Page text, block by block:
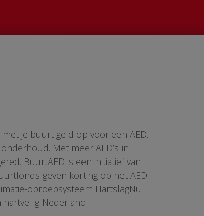
je buurt geld op voor een AED.
Met meer AED’s in
BuurtAED is een initiatief van
geven korting op het AED-
oproepsysteem HartslagNu.
Nederland.